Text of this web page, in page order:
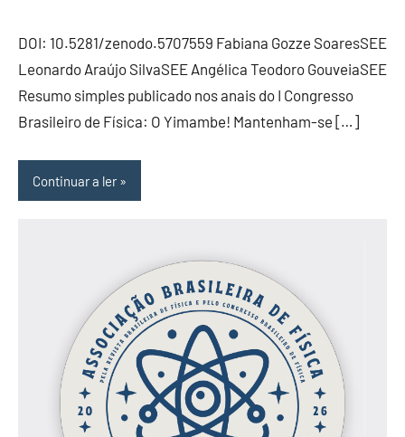
DOI: 10.5281/zenodo.5707559 Fabiana Gozze SoaresSEE
Leonardo Araújo SilvaSEE Angélica Teodoro GouveiaSEE
Resumo simples publicado nos anais do I Congresso
Brasileiro de Física: O Yimambe! Mantenham-se […]
Continuar a ler